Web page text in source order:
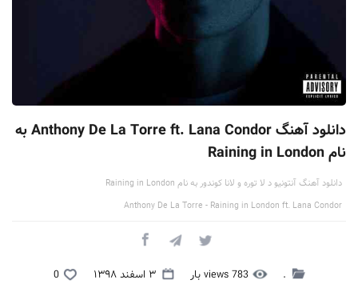
دانلود آهنگ Anthony De La Torre ft. Lana Condor به
نام Raining in London
دانلود آهنگ آنتونیو د لا توره و لانا کوندور به نام Raining in London
Anthony De La Torre - Raining in London ft. Lana Condor
. 783 views بار ۳ اسفند ۱۳۹۸ 0